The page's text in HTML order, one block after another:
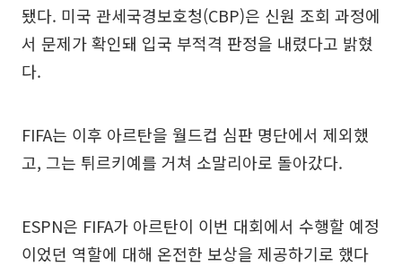
됐다. 미국 관세국경보호청(CBP)은 신원 조회 과정에
서 문제가 확인돼 입국 부적격 판정을 내렸다고 밝혔
다.
FIFA는 이후 아르탄을 월드컵 심판 명단에서 제외했
고, 그는 튀르키예를 거쳐 소말리아로 돌아갔다.
ESPN은 FIFA가 아르탄이 이번 대회에서 수행할 예정
이었던 역할에 대해 온전한 보상을 제공하기로 했다